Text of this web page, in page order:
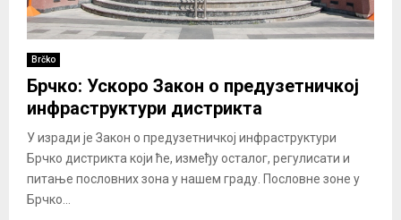
Brčko
Брчко: Ускоро Закон о предузетничкој
инфраструктури дистрикта
У изради је Закон о предузетничкој инфраструктури
Брчко дистрикта који ће, између осталог, регулисати и
питање пословних зона у нашем граду. Пословне зоне у
Брчко...